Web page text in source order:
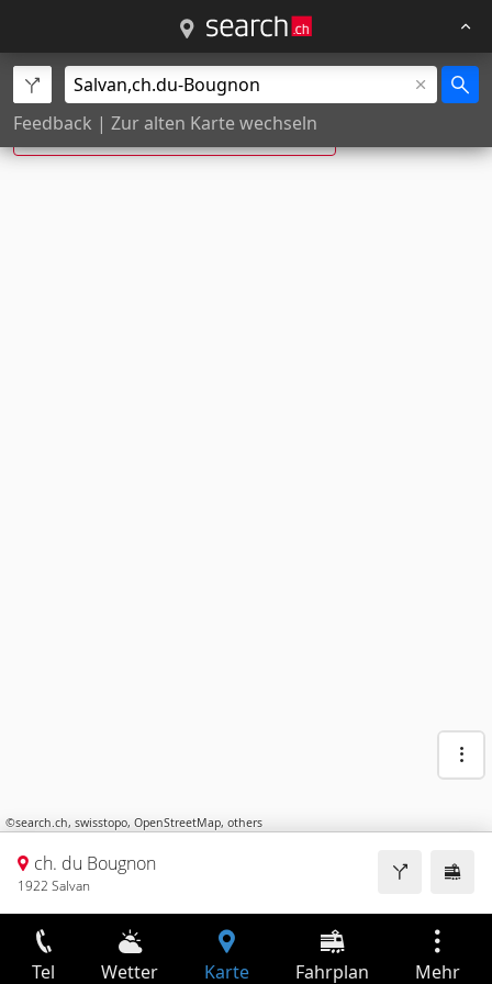
Feedback | Zur alten Karte wechseln
ch. du Bougnon, Salvan ist neu:
Bougnon, Salvan
©search.ch, swisstopo, OpenStreetMap, others
ch. du Bougnon
1922 Salvan
Tel Wetter Karte Fahrplan Mehr